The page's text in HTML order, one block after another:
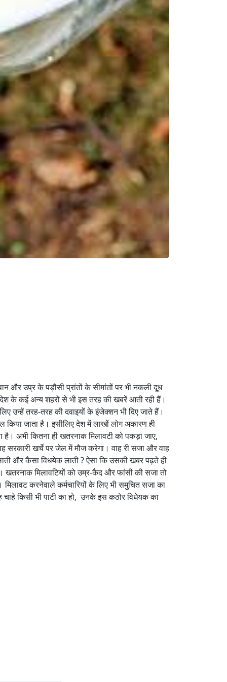
और उप्र के पड़ौसी प्रांतों के सीमांतों पर भी नकली दूध
के कई अन्य शहरों से भी इस तरह की खबरें आती रही हैं।
उन्हें तरह-तरह की दवाइयों के इंजेक्शन भी दिए जाते हैं।
जाता है। इसीलिए देश में लाखों लोग अकारण ही
अभी कितना ही खतरनाक मिलावटी को पकड़ा जाए,
सरकारी खर्चे पर जेल में मौज करेगा। वाह री सजा और वाह
और कैसा विधयेक लाती ? ऐसा कि उसकी खबर पढ़ते ही
खतरनाक मिलावटियों को उम्र-कैद और फांसी की सजा तो
मिलावट करनेवाले कर्मचारियों के लिए भी समुचित सजा का
चाहे किसी भी पाटी का हो, उनके इस कठोर विधेयक का